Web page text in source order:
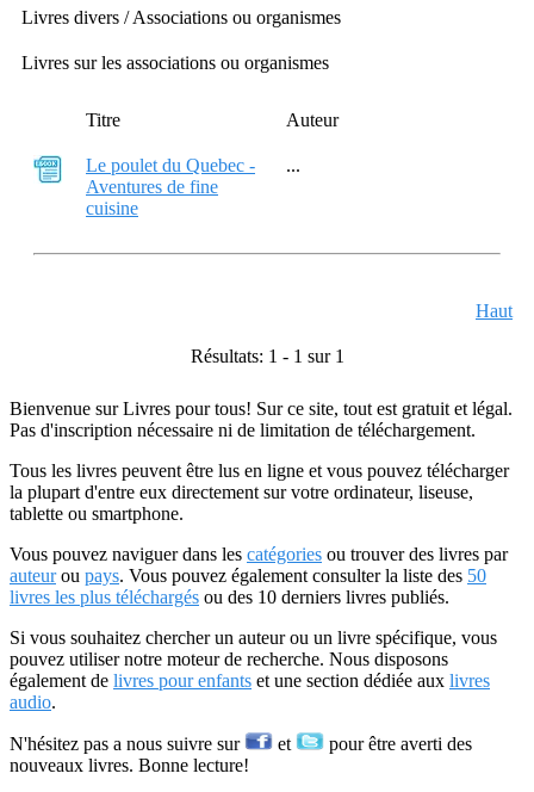
Livres divers / Associations ou organismes
Livres sur les associations ou organismes
Titre Auteur
Le poulet du Quebec -
Aventures de fine
cuisine
...
Haut
Résultats: 1 - 1 sur 1
Bienvenue sur Livres pour tous! Sur ce site, tout est gratuit et légal.
Pas d'inscription nécessaire ni de limitation de téléchargement.
Tous les livres peuvent être lus en ligne et vous pouvez télécharger
la plupart d'entre eux directement sur votre ordinateur, liseuse,
tablette ou smartphone.
Vous pouvez naviguer dans les catégories ou trouver des livres par
auteurou pays. Vous pouvez également consulter la liste des 50
livres les plus téléchargés ou des 10 derniers livres publiés.
Si vous souhaitez chercher un auteur ou un livre spécifique, vous
pouvez utiliser notre moteur de recherche. Nous disposons
également de livres pour enfants et une section dédiée aux livres
audio.
N'hésitez pas a nous suivre sur et
pour être averti des
nouveaux livres. Bonne lecture!